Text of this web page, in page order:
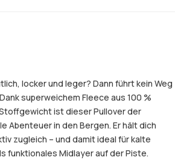
locker und leger? Dann führt kein Weg
superweichem Fleece aus 100 %
ist dieser Pullover der
Abenteuer in den Bergen. Er hält dich
zugleich – und damit ideal für kalte
funktionales Midlayer auf der Piste.